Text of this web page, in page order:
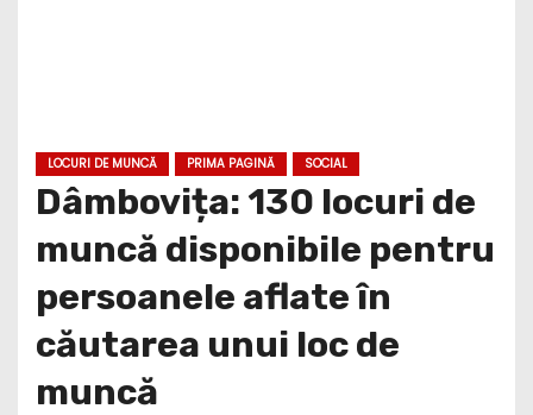
LOCURI DE MUNCĂ PRIMA PAGINĂ SOCIAL
Dâmbovița: 130 locuri de
muncă disponibile pentru
persoanele aflate în
căutarea unui loc de
muncă